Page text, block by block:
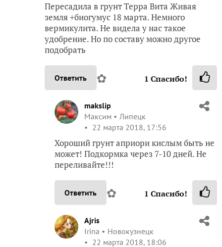
Пересадила в грунт Терра Вита Живая
земля +биогумус 18 марта. Немного
вермикулита. Не видела у нас такое
удобрение. Но по составу можно другое
подобрать
Ответить ✿ 1 Спасибо!
makslip
Максим
Липецк
22 марта 2018, 17:56
Хороший грунт априори кислым быть не
может! Подкормка через 7-10 дней. Не
переливайте!!!
Ответить ✿ 1 Спасибо!
Ajris
Irina
Новокузнецк
22 марта 2018, 18:06